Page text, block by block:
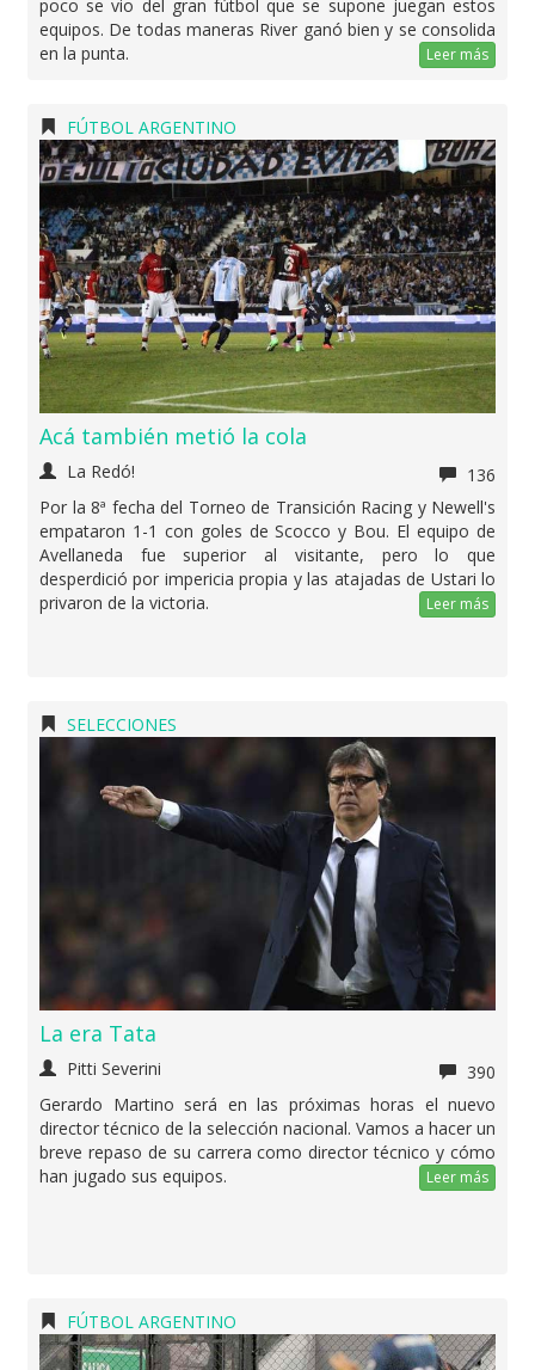
poco se vio del gran fútbol que se supone juegan estos
equipos. De todas maneras River ganó bien y se consolida
en la punta.
Leer más
FÚTBOL ARGENTINO
Acá también metió la cola
La Redó!
136
Por la 8ª fecha del Torneo de Transición Racing y Newell's
empataron 1-1 con goles de Scocco y Bou. El equipo de
Avellaneda fue superior al visitante, pero lo que
desperdició por impericia propia y las atajadas de Ustari lo
privaron de la victoria.
Leer más
SELECCIONES
La era Tata
Pitti Severini
390
Gerardo Martino será en las próximas horas el nuevo
director técnico de la selección nacional. Vamos a hacer un
breve repaso de su carrera como director técnico y cómo
han jugado sus equipos.
Leer más
FÚTBOL ARGENTINO